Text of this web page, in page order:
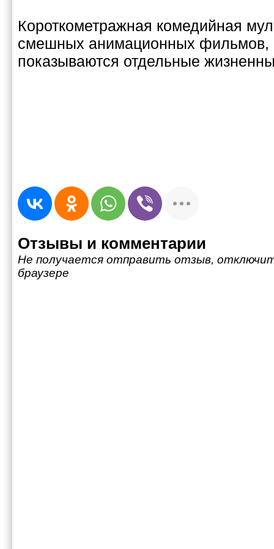
Короткометражная комедийная
смешных анимационных фильмов,
показываются отдельные
Отзывы и комментарии
Не получается отправить отзыв,
браузере